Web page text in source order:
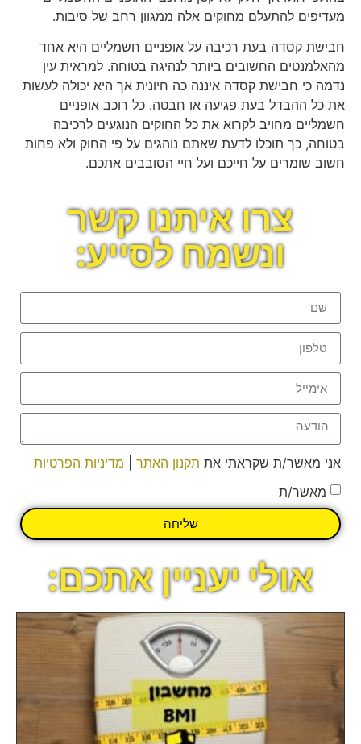
מעדיפים להתעלם מחוקים אלה ממגוון רחב של סיבות.
חבישת קסדה בעת רכיבה על אופניים חשמליים היא אחד
מהאלמנטים החשובים ביותר לנהיגה בטוחה. למראית עין
נדמה כי חבישת קסדה איננה כה חיונית אך היא יכולה לעשות
את כל ההבדל בעת פגיעה או חבטה. כל רוכב אופניים
חשמליים מחויב לקרוא את כל החוקים הנוגעים לרכיבה
בטוחה, כך תוכלו לדעת שאתם נוהגים על פי החוק ולא פחות
חשוב שומרים על חייכם ועל חיי הסובבים אתכם.
צרו איתנו קשר
ונשמח לסייע:
אני מאשר/ת שקראתי את תקנון האתר
מדיניות הפרטיות
מאשר/ת
שליחה
אולי יעניין אתכם: